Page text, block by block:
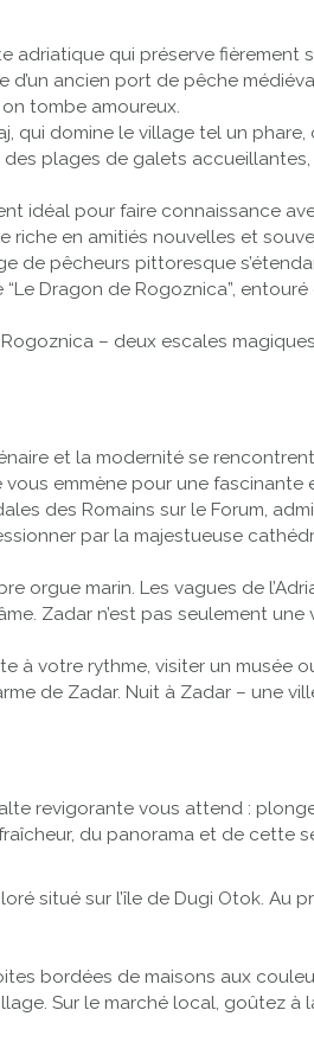
adriatique qui préserve fièrement
ancien port de pêche
tombe amoureux.
qui domine le village tel un
des plages de galets
idéal pour faire connaissance
riche en amitiés nouvelles et
de pêcheurs pittoresque
Dragon de Rogoznica”,
– deux escales
et la modernité se
emmène pour une
des Romains sur le Forum,
par la majestueuse
orgue marin. Les vagues de
Zadar n’est pas seulement une
à votre rythme, visiter un musée
de Zadar. Nuit à Zadar – une
revigorante vous attend :
du panorama et de cette
situé sur l’île de Dugi Otok. Au
bordées de maisons aux
Sur le marché local, goûtez à